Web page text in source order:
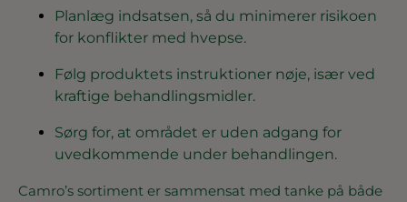
Planlæg indsatsen, så du minimerer risikoen
for konflikter med hvepse.
Følg produktets instruktioner nøje, især ved
kraftige behandlingsmidler.
Sørg for, at området er uden adgang for
uvedkommende under behandlingen.
Camro’s sortiment er sammensat med tanke på både